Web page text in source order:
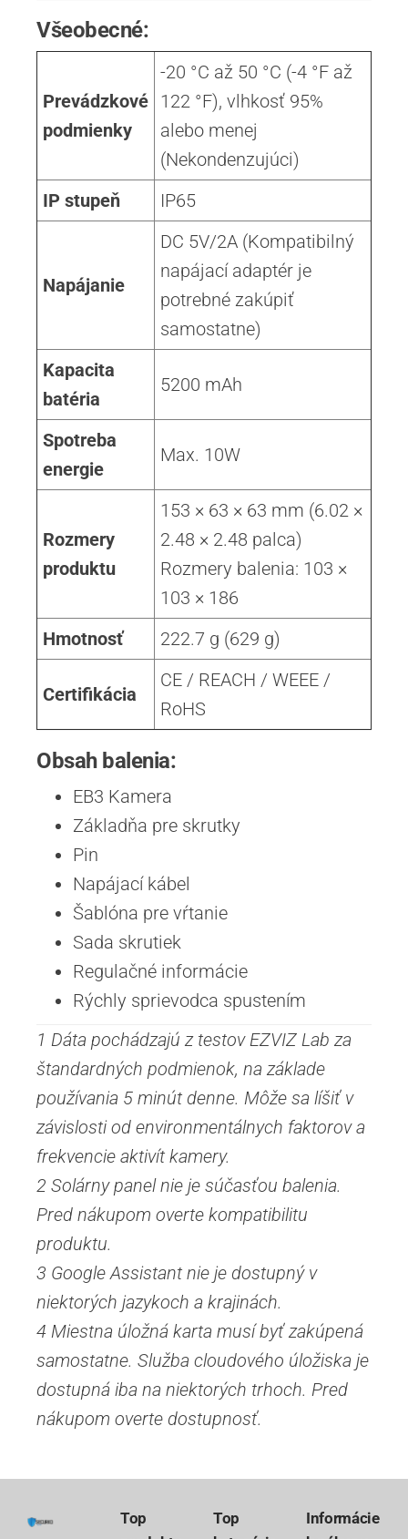
Všeobecné:
Prevádzkové
podmienky
-20 °C až 50 °C (-4 °F až
122 °F), vlhkosť 95%
alebo menej
(Nekondenzujúci)
IP stupeň
IP65
Napájanie
DC 5V/2A (Kompatibilný
napájací adaptér je
potrebné zakúpiť
samostatne)
Kapacita
batéria
5200 mAh
Spotreba
energie
Max. 10W
Rozmery
produktu
153 × 63 × 63 mm (6.02 ×
2.48 × 2.48 palca)
Rozmery balenia: 103 ×
103 × 186
Hmotnosť
222.7 g (629 g)
Certifikácia
CE / REACH / WEEE /
RoHS
Obsah balenia:
EB3 Kamera
Základňa pre skrutky
Pin
Napájací kábel
Šablóna pre vŕtanie
Sada skrutiek
Regulačné informácie
Rýchly sprievodca spustením
1 Dáta pochádzajú z testov EZVIZ Lab za
štandardných podmienok, na základe
používania 5 minút denne. Môže sa líšiť v
závislosti od environmentálnych faktorov a
frekvencie aktivít kamery.
2 Solárny panel nie je súčasťou balenia.
Pred nákupom overte kompatibilitu
produktu.
3 Google Assistant nie je dostupný v
niektorých jazykoch a krajinách.
4 Miestna úložná karta musí byť zakúpená
samostatne. Služba cloudového úložiska je
dostupná iba na niektorých trhoch. Pred
nákupom overte dostupnosť.
Top
Top
Informácie